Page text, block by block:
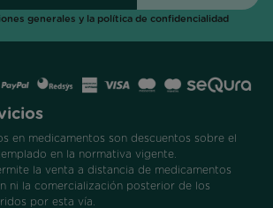
generales y la política de confidencialidad
en medicamentos son descuentos sobre el
en la normativa vigente.
la venta a distancia de medicamentos
ni la comercialización posterior de los
por esta vía.